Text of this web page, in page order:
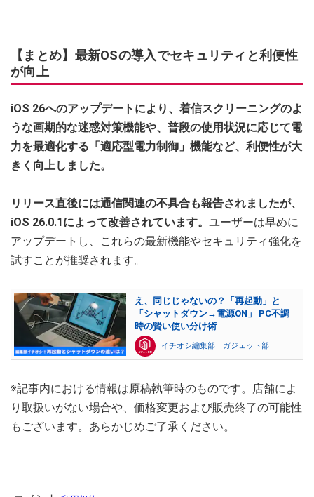
【まとめ】最新OSの導入でセキュリティと利便性
が向上
iOS 26へのアップデートにより、着信スクリーニングのよ
うな画期的な迷惑対策機能や、普段の使用状況に応じて電
力を最適化する「適応型電力制御」機能など、利便性が大
きく向上しました。
リリース直後には通信関連の不具合も報告されましたが、
iOS 26.0.1によって改善されています。 ユーザーは早めに
アップデートし、これらの最新機能やセキュリティ強化を
試すことが推奨されます。
え、同じじゃないの？「再起動」と
「シャットダウン→電源ON」 PC不調
時の賢い使い分け術
イチオシ編集部 ガジェット部
※記事内における情報は原稿執筆時のものです。店舗によ
り取扱いがない場合や、価格変更および販売終了の可能性
もございます。あらかじめご了承ください。